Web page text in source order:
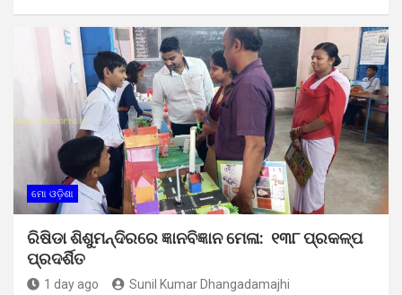
ମୋ ଓଡ଼ିଶା
ରିଷିଡା ଶିଶୁମନ୍ଦିରରେ ଜ୍ଞାନବିଜ୍ଞାନ ମେଳା: ୧୩୮ ପ୍ରକଳ୍ପ
ପ୍ରଦର୍ଶିତ
1 day ago Sunil Kumar Dhangadamajhi